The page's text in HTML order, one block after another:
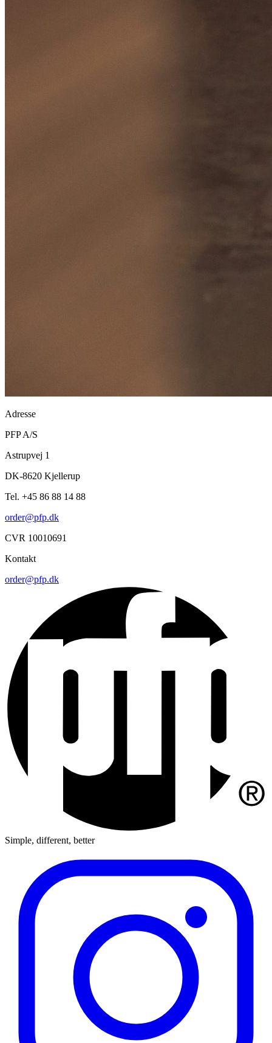
Adresse
PFP A/S
Astrupvej 1
DK-8620 Kjellerup
Tel. +45 86 88 14 88
order@pfp.dk
CVR 10010691
Kontakt
order@pfp.dk
Simple, different, better